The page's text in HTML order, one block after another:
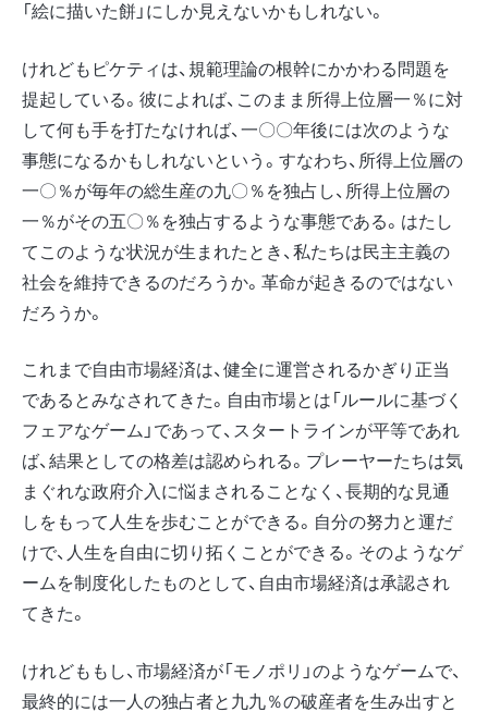
「絵に描いた餅」にしか見えないかもしれない。
けれどもピケティは、規範理論の根幹にかかわる問題を
提起している。彼によれば、このまま所得上位層一％に対
して何も手を打たなければ、一〇〇年後には次のような
事態になるかもしれないという。すなわち、所得上位層の
一〇％が毎年の総生産の九〇％を独占し、所得上位層の
一％がその五〇％を独占するような事態である。はたし
てこのような状況が生まれたとき、私たちは民主主義の
社会を維持できるのだろうか。革命が起きるのではない
だろうか。
これまで自由市場経済は、健全に運営されるかぎり正当
であるとみなされてきた。自由市場とは「ルールに基づく
フェアなゲーム」であって、スタートラインが平等であれ
ば、結果としての格差は認められる。プレーヤーたちは気
まぐれな政府介入に悩まされることなく、長期的な見通
しをもって人生を歩むことができる。自分の努力と運だ
けで、人生を自由に切り拓くことができる。そのようなゲ
ームを制度化したものとして、自由市場経済は承認され
てきた。
けれどももし、市場経済が「モノポリ」のようなゲームで、
最終的には一人の独占者と九九％の破産者を生み出すと